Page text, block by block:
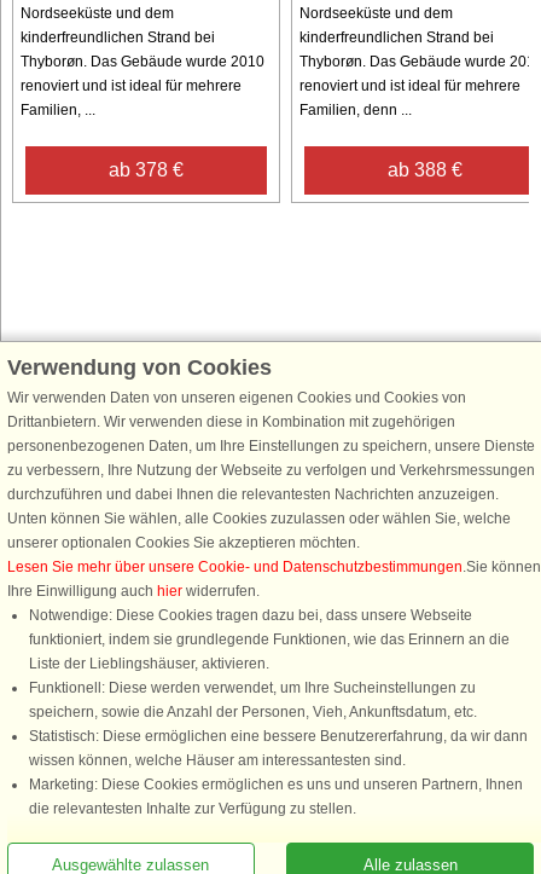
Nordseeküste und dem
kinderfreundlichen Strand bei
Thyborøn. Das Gebäude wurde 2010
renoviert und ist ideal für mehrere
Familien, ...
ab 378 €
Nordseeküste und dem
kinderfreundlichen Strand bei
Thyborøn. Das Gebäude wurde
renoviert und ist ideal für mehrere
Familien, denn ...
ab 388 €
Schließen Sie sich 100.000 Ferienhaus-Fans an
Erhalten Sie einenWillkommensgutschein von 25 € für Ihren nächsten
Ferienhausurlaub - melden Sie sich einfach für den DanCenter Newsletter
an. Verpassen Sie nie wieder exklusive Angebote, Gewinnspiele und
Urlaubstipps!
Newsletter abonnieren
4,1 von 5
basierend auf mehr 135.870 Kundenbewertungen
Sie sind hier: Thyborøn, Nordsee, Dänemark, Ferienhaus 04514, 5 Personen
Verwendung von Cookies
Wir verwenden Daten von unseren eigenen Cookies und Cookies von
Drittanbietern. Wir verwenden diese in Kombination mit zugehörigen
personenbezogenen Daten, um Ihre Einstellungen zu speichern, unsere Dienste
zu verbessern, Ihre Nutzung der Webseite zu verfolgen und Verkehrsmessungen
durchzuführen und dabei Ihnen die relevantesten Nachrichten anzuzeigen.
Unten können Sie wählen, alle Cookies zuzulassen oder wählen Sie, welche
unserer optionalen Cookies Sie akzeptieren möchten.
Lesen Sie mehr über unsere Cookie- und Datenschutzbestimmungen.Sie können
Ihre Einwilligung auch hier widerrufen.
Notwendige: Diese Cookies tragen dazu bei, dass unsere Webseite
funktioniert, indem sie grundlegende Funktionen, wie das Erinnern an die
Liste der Lieblingshäuser, aktivieren.
Funktionell: Diese werden verwendet, um Ihre Sucheinstellungen zu
speichern, sowie die Anzahl der Personen, Vieh, Ankunftsdatum, etc.
Statistisch: Diese ermöglichen eine bessere Benutzererfahrung, da wir dann
wissen können, welche Häuser am interessantesten sind.
Marketing: Diese Cookies ermöglichen es uns und unseren Partnern, Ihnen
die relevantesten Inhalte zur Verfügung zu stellen.
Alle zulassen
Ausgewählte zulassen